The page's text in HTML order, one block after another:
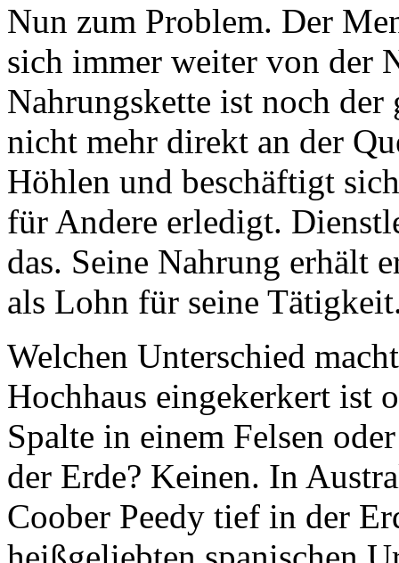
Nun zum Problem. Der
sich immer weiter von der
Nahrungskette ist noch
nicht mehr direkt an der
Höhlen und beschäftigt
für Andere erledigt.
das. Seine Nahrung erhält
als Lohn für seine
Welchen Unterschied
Hochhaus eingekerkert ist
Spalte in einem Felsen
der Erde? Keinen. In
Coober Peedy tief in der